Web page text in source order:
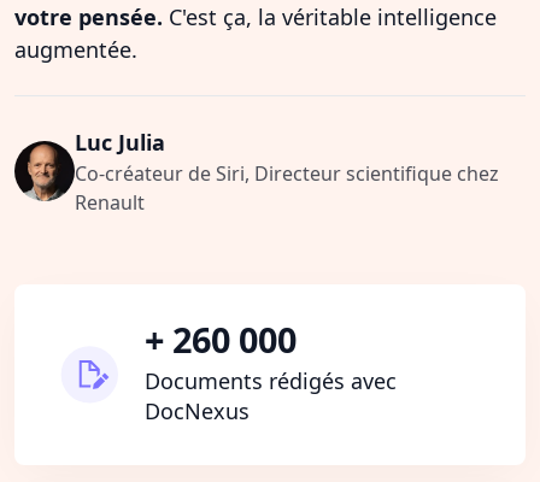
votre pensée. C'est ça, la véritable intelligence
augmentée.
Luc Julia
Co-créateur de Siri, Directeur scientifique chez
Renault
+ 260 000
Documents rédigés avec
DocNexus